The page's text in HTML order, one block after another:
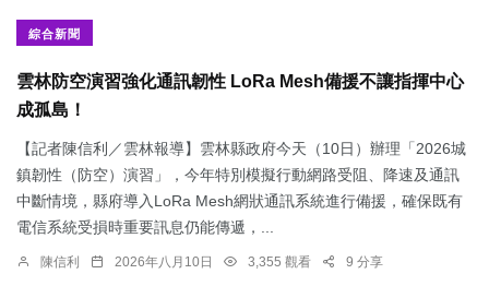
綜合新聞
雲林防空演習強化通訊韌性 LoRa Mesh備援不讓指揮中心
成孤島！
【記者陳信利／雲林報導】雲林縣政府今天（10日）辦理「2026城
鎮韌性（防空）演習」，今年特別模擬行動網路受阻、降速及通訊
中斷情境，縣府導入LoRa Mesh網狀通訊系統進行備援，確保既有
電信系統受損時重要訊息仍能傳遞，...
陳信利 2026年八月10日 3,355 觀看 9 分享